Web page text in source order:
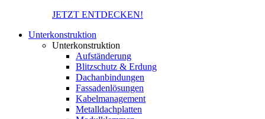
JETZT ENTDECKEN!
Unterkonstruktion
Unterkonstruktion
Aufständerung
Blitzschutz & Erdung
Dachanbindungen
Fassadenlösungen
Kabelmanagement
Metalldachplatten